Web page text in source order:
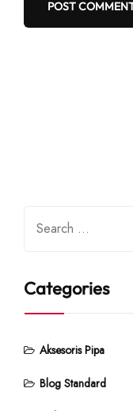
Categories
Aksesoris Pipa
Blog Standard